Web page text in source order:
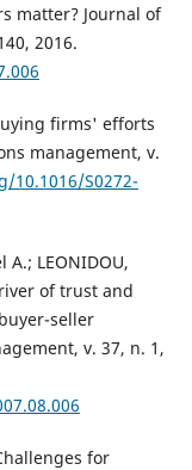
matter? Journal of
2016.
firms' efforts
management, v.
10.1016/S0272-
A.; LEONIDOU,
of trust and
seller
v. 37, n. 1,
for